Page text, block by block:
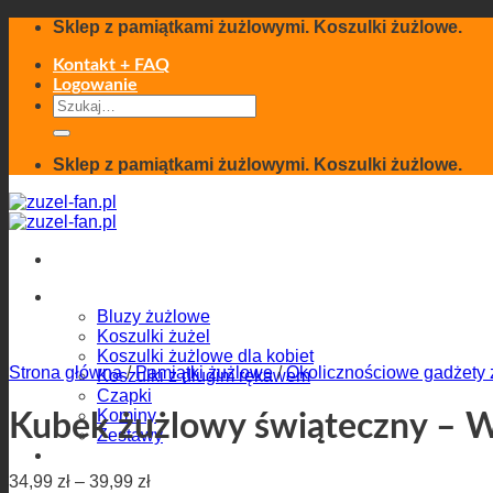
Skip
content
Sklep z pamiątkami żużlowymi. Koszulki żużlowe.
Kontakt + FAQ
Logowanie
Szukaj:
Sklep z pamiątkami żużlowymi. Koszulki żużlowe.
Bluzy żużlowe
Koszulki żużel
Koszulki żużlowe dla kobiet
Koszulki z długim rękawem
Czapki
Kominy
Zestawy
Strona główna / Pamiątki żużlowe / Okolicznościowe gadżety
Kubek żużlowy świąteczny –
34,99 zł – 39,99 zł